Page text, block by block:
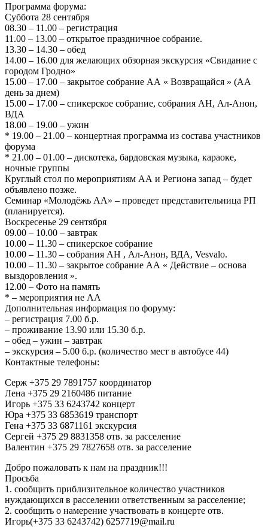
Программа форума:
Суббота 28 сентября
08.30 – 11.00 – регистрация
11.00 – 13.00 – открытое праздничное собрание.
13.30 – 14.30 – обед
14.00 – 16.00 для желающих обзорная экскурсия «Свидание с
городом Гродно»
15.00 – 17.00 – закрытое собрание АА « Возвращайся » (AA
день за днем)
15.00 – 17.00 – спикерское собрание, собрания АН, Ал-Анон,
ВДА
18.00 – 19.00 – ужин
* 19.00 – 21.00 – концертная программа из состава участников
форума
* 21.00 – 01.00 – дискотека, бардовская музыка, караоке,
ночные группы
Круглый стол по мероприятиям АА и Региона запад – будет
объявлено позже.
Семинар «Молодёжь АА» – проведет представительница РП
(планируется).
Воскресенье 29 сентября
09.00 – 10.00 – завтрак
10.00 – 11.30 – спикерское собрание
10.00 – 11.30 – собрания АН , Ал-Анон, ВДА, Vesvalo.
10.00 – 11.30 – закрытое собрание АА « Действие – основа
выздоровления ».
12.00 – Фото на память
* – мероприятия не АА
Дополнительная информация по форуму:
– регистрация 7.00 б.р.
– проживание 13.90 или 15.30 б.р.
– обед – ужин – завтрак
– экскурсия – 5.00 б.р. (количество мест в автобусе 44)
Контактные телефоны:
Серж +375 29 7891757 координатор
Лена +375 29 2160486 питание
Игорь +375 33 6243742 концерт
Юра +375 33 6853619 транспорт
Гена +375 33 6871161 экскурсия
Сергей +375 29 8831358 отв. за расселение
Валентин +375 29 7827658 отв. за расселение
Добро пожаловать к нам на праздник!!!
Просьба
1. сообщить приблизительное количество участников
нуждающихся в расселении ответственным за расселение;
2. сообщить о намерение участвовать в концерте отв.
Игорь(+375 33 6243742) 6257719@mail.ru